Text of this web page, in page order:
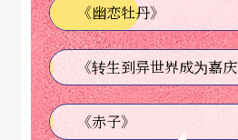
《幽恋牡丹》
《赤子》